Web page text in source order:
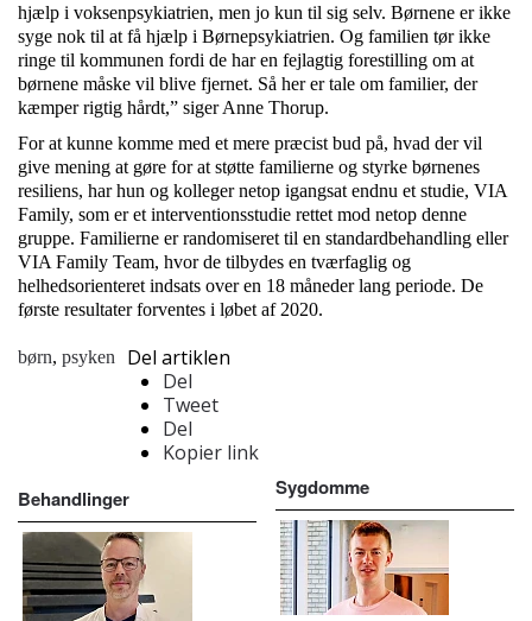
hjælp i voksenpsykiatrien, men jo kun til sig selv. Børnene er ikke
syge nok til at få hjælp i Børnepsykiatrien. Og familien tør ikke
ringe til kommunen fordi de har en fejlagtig forestilling om at
børnene måske vil blive fjernet. Så her er tale om familier, der
kæmper rigtig hårdt,” siger Anne Thorup.
For at kunne komme med et mere præcist bud på, hvad der vil
give mening at gøre for at støtte familierne og styrke børnenes
resiliens, har hun og kolleger netop igangsat endnu et studie, VIA
Family, som er et interventionsstudie rettet mod netop denne
gruppe. Familierne er randomiseret til en standardbehandling eller
VIA Family Team, hvor de tilbydes en tværfaglig og
helhedsorienteret indsats over en 18 måneder lang periode. De
første resultater forventes i løbet af 2020.
børn, psyken
Del artiklen
Del
Tweet
Del
Kopier link
Behandlinger
Sygdomme